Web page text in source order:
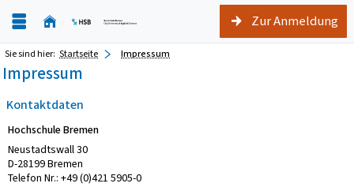
Zur Anmeldung
Sie sind hier: Startseite Impressum
Impressum
Kontaktdaten
Hochschule Bremen
Neustadtswall 30
D-28199 Bremen
Telefon Nr.: +49 (0)421 5905-0